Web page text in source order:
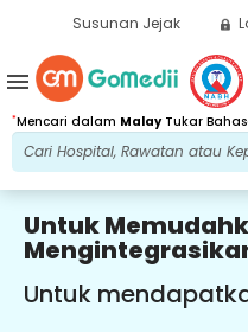
Susunan Jejak
*Mencari dalam MalayTukar
menu
Untuk
Untuk